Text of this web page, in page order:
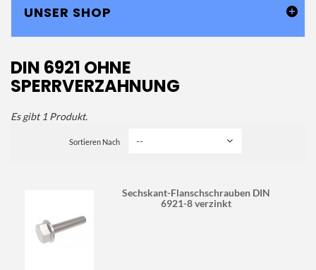
UNSER SHOP
DIN 6921 OHNE
SPERRVERZAHNUNG
Es gibt 1 Produkt.
Sortieren Nach
Sechskant-Flanschschrauben DIN
6921-8 verzinkt